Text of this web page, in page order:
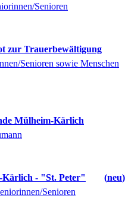
Senioren
zur Trauerbewältigung
Senioren sowie Menschen
Mülheim-Kärlich
Kärlich - "St. Peter"
neu
Senioren